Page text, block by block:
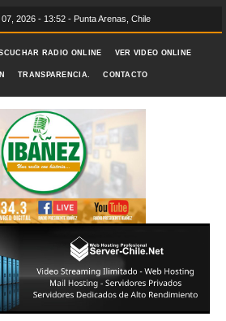
2026 - 13:52 - Punta Arenas, Chile
RADIO ONLINE VER VIDEO ONLINE
TRANSPARENCIA. CONTACTO